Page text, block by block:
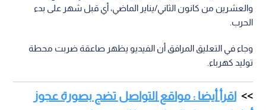
والعشرين من كانون الثاني/يناير الماضي، أي قبل شهر على بدء
الحرب.
وجاء في التعليق المرافق أن الفيديو يظهر صاعقة ضربت محطة
توليد كهرباء.
اقرأ أيضا : مواقع التواصل تضج بصورة عجوز